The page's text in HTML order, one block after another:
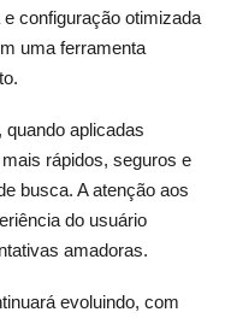
configuração otimizada
uma ferramenta
aplicadas
rápidos, seguros e
busca. A atenção aos
do usuário
amadoras.
evoluindo, com